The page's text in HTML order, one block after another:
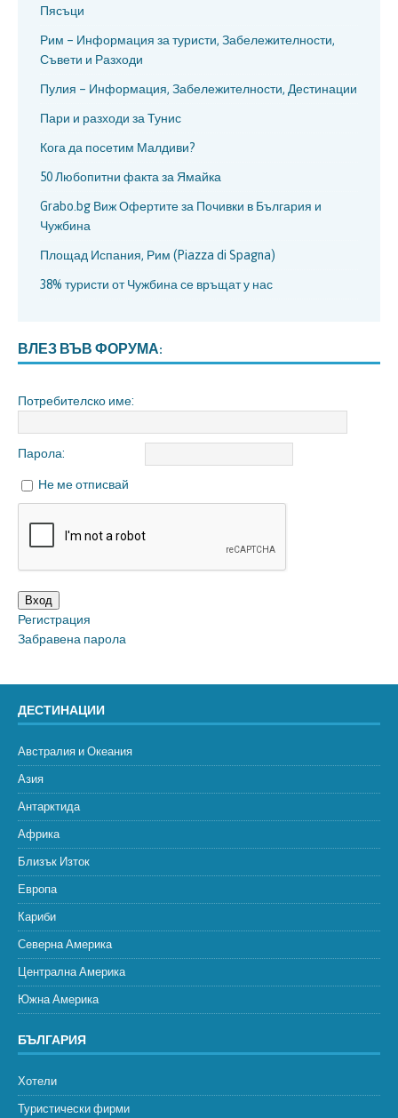
Пясъци
Рим – Информация за туристи, Забележителности,
Съвети и Разходи
Пулия – Информация, Забележителности, Дестинации
Пари и разходи за Тунис
Кога да посетим Малдиви?
50 Любопитни факта за Ямайка
Grabo.bg Виж Офертите за Почивки в България и
Чужбина
Площад Испания, Рим (Piazza di Spagna)
38% туристи от Чужбина се връщат у нас
ВЛЕЗ ВЪВ ФОРУМА:
Потребителско име:
Парола:
Не ме отписвай
Вход
Регистрация
Забравена парола
ДЕСТИНАЦИИ
Австралия и Океания
Азия
Антарктида
Африка
Близък Изток
Европа
Кариби
Северна Америка
Централна Америка
Южна Америка
БЪЛГАРИЯ
Хотели
Туристически фирми